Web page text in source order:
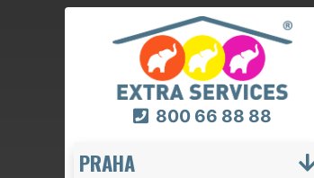
800 66 88 88
PRAHA